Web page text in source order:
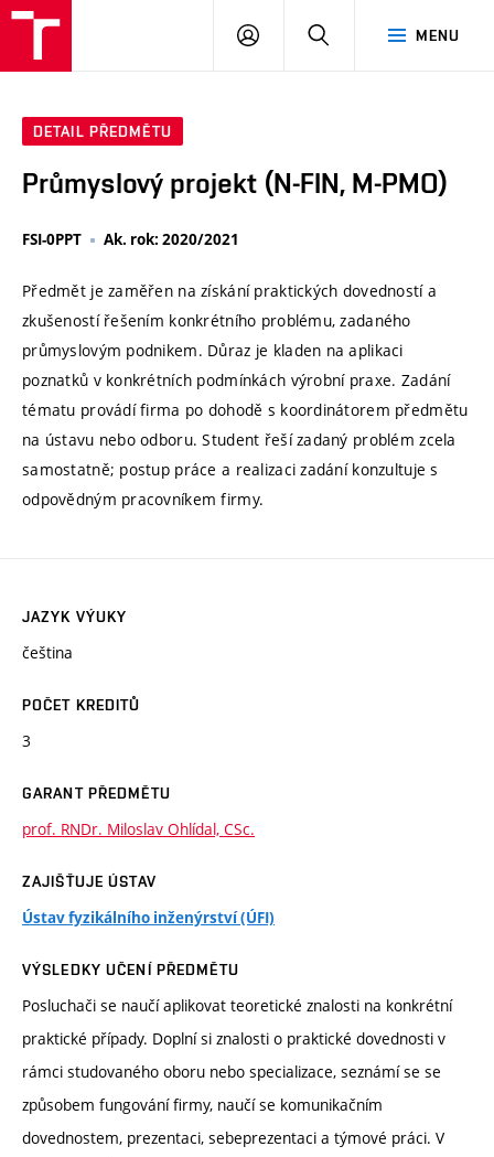
MENU
PŘIHLÁSIT
DETAIL PŘEDMĚTU
Průmyslový projekt (N-FIN, M-PMO)
FSI-0PPT Ak. rok: 2020/2021
Předmět je zaměřen na získání praktických dovedností a
zkušeností řešením konkrétního problému, zadaného
průmyslovým podnikem. Důraz je kladen na aplikaci
poznatků v konkrétních podmínkách výrobní praxe. Zadání
tématu provádí firma po dohodě s koordinátorem předmětu
na ústavu nebo odboru. Student řeší zadaný problém zcela
samostatně; postup práce a realizaci zadání konzultuje s
odpovědným pracovníkem firmy.
JAZYK VÝUKY
čeština
POČET KREDITŮ
3
GARANT PŘEDMĚTU
prof. RNDr. Miloslav Ohlídal, CSc.
ZAJIŠŤUJE ÚSTAV
Ústav fyzikálního inženýrství (ÚFI)
VÝSLEDKY UČENÍ PŘEDMĚTU
Posluchači se naučí aplikovat teoretické znalosti na konkrétní
praktické případy. Doplní si znalosti o praktické dovednosti v
rámci studovaného oboru nebo specializace, seznámí se se
způsobem fungování firmy, naučí se komunikačním
dovednostem, prezentaci, sebeprezentaci a týmové práci. V